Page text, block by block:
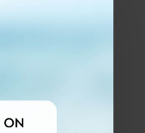
παραθύρου ή της